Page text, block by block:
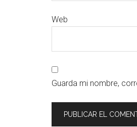
Web
Guarda mi nombre,